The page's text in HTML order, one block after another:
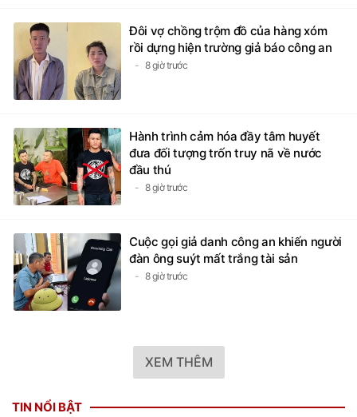
Đôi vợ chồng trộm đồ của hàng xóm
rồi dựng hiện trường giả báo công an
8 giờ trước
Hành trình cảm hóa đầy tâm huyết
đưa đối tượng trốn truy nã về nước
đầu thú
8 giờ trước
Cuộc gọi giả danh công an khiến người
đàn ông suýt mất trắng tài sản
8 giờ trước
XEM THÊM
TIN NỔI BẬT